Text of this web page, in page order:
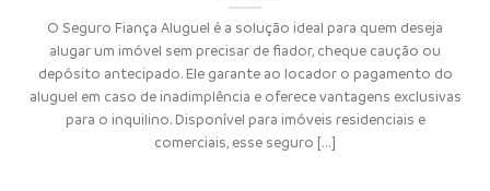
O Seguro Fiança Aluguel é a solução ideal para quem deseja
alugar um imóvel sem precisar de fiador, cheque caução ou
depósito antecipado. Ele garante ao locador o pagamento do
aluguel em caso de inadimplência e oferece vantagens exclusivas
para o inquilino. Disponível para imóveis residenciais e
comerciais, esse seguro [...]